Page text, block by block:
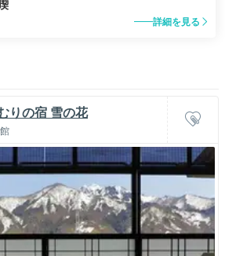
詳細を見る
りの宿 雪の花